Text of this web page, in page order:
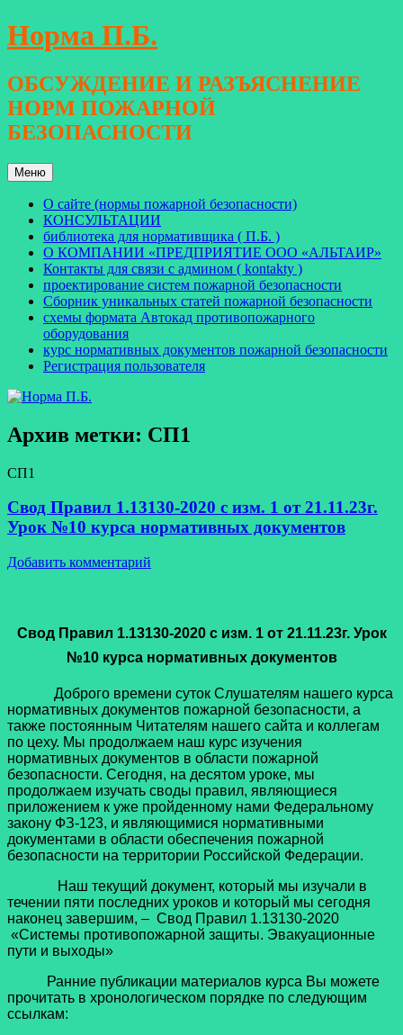
Перейти
к
Норма П.Б.
ОБСУЖДЕНИЕ И РАЗЪЯСНЕНИЕ
НОРМ ПОЖАРНОЙ
БЕЗОПАСНОСТИ
Меню
О сайте (нормы пожарной безопасности)
КОНСУЛЬТАЦИИ
библиотека для нормативщика ( П.Б. )
О КОМПАНИИ «ПРЕДПРИЯТИЕ ООО «АЛЬТАИР»
Контакты для связи с админом ( kontakty )
проектирование систем пожарной безопасности
Сборник уникальных статей пожарной безопасности
схемы формата Автокад противопожарного
оборудования
курс нормативных документов пожарной безопасности
Регистрация пользователя
Архив метки: СП1
СП1
Свод Правил 1.13130-2020 с изм. 1 от 21.11.23г.
Урок №10 курса нормативных документов
Добавить комментарий
Свод Правил 1.13130-2020 с изм. 1 от 21.11.23г. Урок
№10 курса нормативных документов
Доброго времени суток Слушателям нашего курса
нормативных документов пожарной безопасности, а
также постоянным Читателям нашего сайта и коллегам
по цеху. Мы продолжаем наш курс изучения
нормативных документов в области пожарной
безопасности. Сегодня, на десятом уроке, мы
продолжаем изучать своды правил, являющиеся
приложением к уже пройденному нами Федеральному
закону ФЗ-123, и являющимися нормативными
документами в области обеспечения пожарной
безопасности на территории Российской Федерации.
Наш текущий документ, который мы изучали в
течении пяти последних уроков и который мы сегодня
наконец завершим, – Свод Правил 1.13130-2020
«Системы противопожарной защиты. Эвакуационные
пути и выходы»
Ранние публикации материалов курса Вы можете
прочитать в хронологическом порядке по следующим
ссылкам: